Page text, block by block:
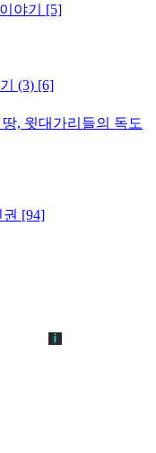
야기 [5]
(3) [6]
, 윗대가리들의 독도
[94]